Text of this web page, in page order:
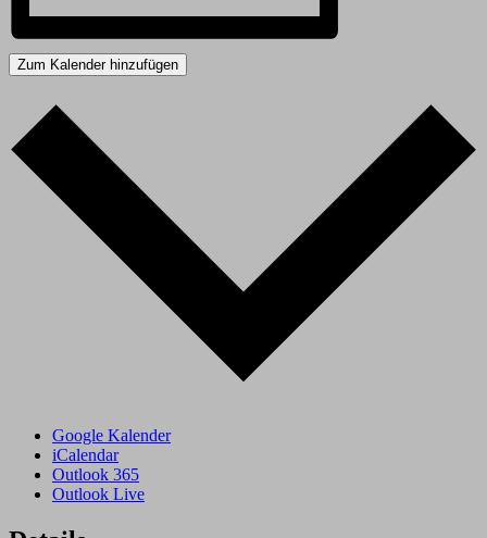
Zum Kalender hinzufügen
Google Kalender
iCalendar
Outlook 365
Outlook Live